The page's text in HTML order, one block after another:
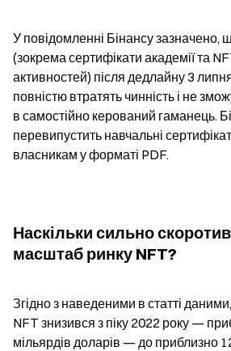
У повідомленні Бінансу зазначено,
(зокрема сертифікати академії та
активностей) після дедлайну 3
повністю втратять чинність і не
в самостійно керований гаманець.
перевипустить навчальні
власникам у форматі PDF.
Наскільки сильно
масштаб ринку NFT?
Згідно з наведеними в статті
NFT знизився з піку 2022 року —
мільярдів доларів — до приблизно